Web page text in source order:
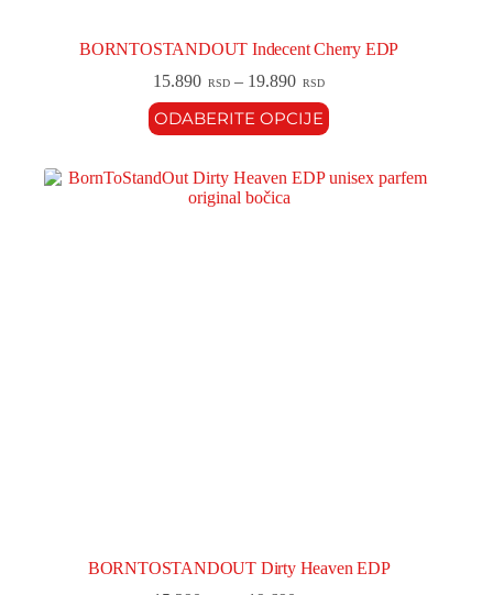
BORNTOSTANDOUT Indecent Cherry EDP
15.890 RSD – 19.890 RSD
ODABERITE OPCIJE
BORNTOSTANDOUT Dirty Heaven EDP